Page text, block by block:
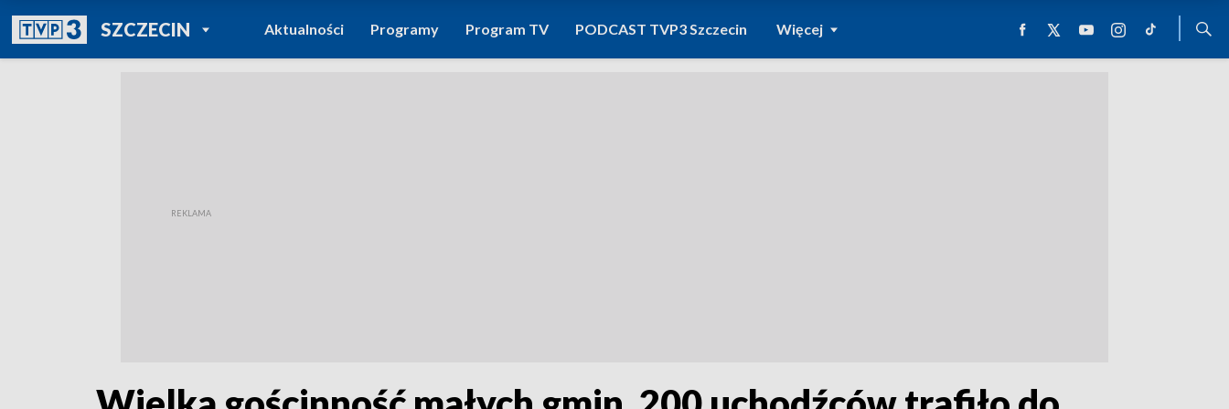
SZCZECINPOWRÓT DO
TVP REGIONY
Aktualności Programy Program TV PODCAST TVP3 Szczecin Więcej